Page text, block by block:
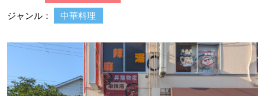
ジャンル： 中華料理